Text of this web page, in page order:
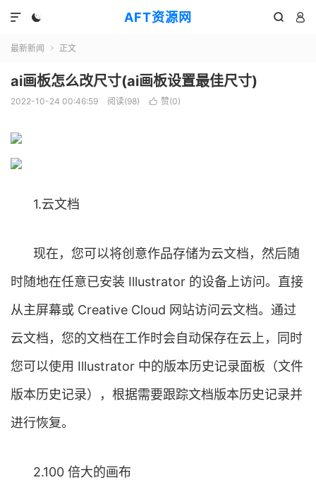
AFT资源网
  

最新新闻  正文
ai画板怎么改尺寸(ai画板设置最佳尺寸)
2022-10-24 00:46:59 阅读(98)  赞(0)
1.云文档
现在，您可以将创意作品存储为云文档，然后随
时随地在任意已安装 Illustrator 的设备上访问。直接
从主屏幕或 Creative Cloud 网站访问云文档。通过
云文档，您的文档在工作时会自动保存在云上，同时
您可以使用 Illustrator 中的版本历史记录面板（文件
版本历史记录），根据需要跟踪文档版本历史记录并
进行恢复。
2.100 倍大的画布